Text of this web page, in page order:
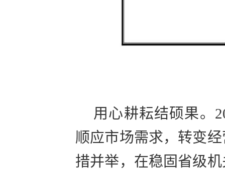
用心耕耘结硕果。
顺应市场需求，转变
措并举，在稳固省级